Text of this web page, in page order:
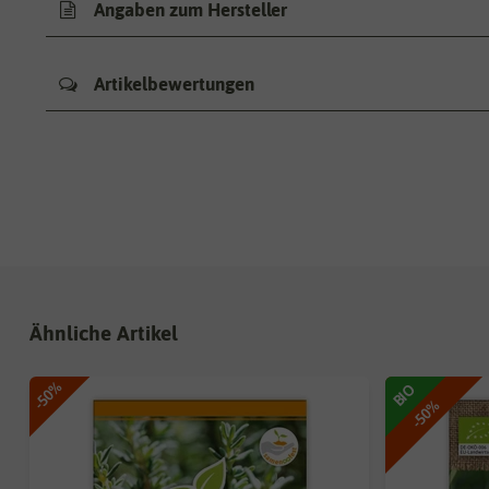
Angaben zum Hersteller
Artikelbewertungen
Ähnliche Artikel
-50%
-50%
BIO